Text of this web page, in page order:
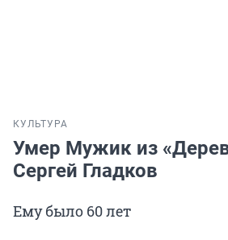
КУЛЬТУРА
Умер Мужик из
Сергей Гладков
Ему было 60 лет